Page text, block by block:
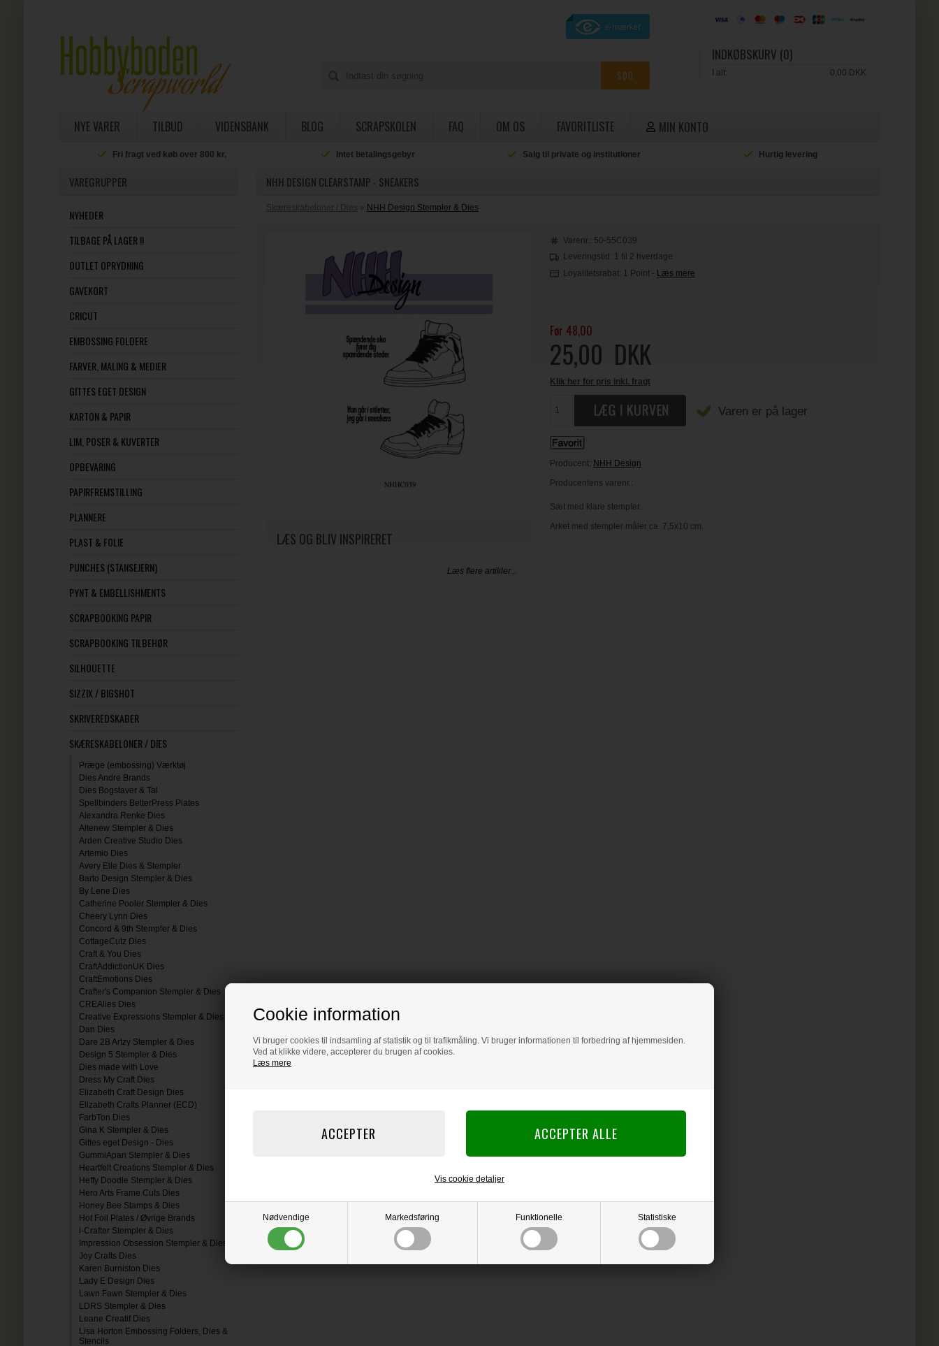
Cookie information
Vi bruger cookies til indsamling af statistik og til trafikmåling. Vi bruger informationen til forbedring af hjemmesiden.
Ved at klikke videre, accepterer du brugen af cookies.
Læs mere
Nødvendige Markedsføring Funktionelle Statistiske
Vis cookie detaljer
INDKØBSKURV (0)
I alt: 0,00 DKK
NYE VARER TILBUD VIDENSBANK BLOG SCRAPSKOLEN FAQ OM OS FAVORITLISTE MIN KONTO
Fri fragt ved køb over 800 kr. Intet betalingsgebyr Salg til private og institutioner Hurtig levering
VAREGRUPPER
NYHEDER
TILBAGE PÅ LAGER !!
OUTLET OPRYDNING
GAVEKORT
CRICUT
EMBOSSING FOLDERE
FARVER, MALING & MEDIER
GITTES EGET DESIGN
KARTON & PAPIR
LIM, POSER & KUVERTER
OPBEVARING
PAPIRFREMSTILLING
PLANNERE
PLAST & FOLIE
PUNCHES (STANSEJERN)
PYNT & EMBELLISHMENTS
SCRAPBOOKING PAPIR
SCRAPBOOKING TILBEHØR
SILHOUETTE
SIZZIX / BIGSHOT
SKRIVEREDSKABER
SKÆRESKABELONER / DIES
Præge (embossing) Værktøj
Dies Andre Brands
Dies Bogstaver & Tal
Spellbinders BetterPress Plates
Alexandra Renke Dies
Altenew Stempler & Dies
Arden Creative Studio Dies
Artemio Dies
Avery Elle Dies & Stempler
Barto Design Stempler & Dies
By Lene Dies
Catherine Pooler Stempler & Dies
Cheery Lynn Dies
Concord & 9th Stempler & Dies
CottageCutz Dies
Craft & You Dies
CraftAddictionUK Dies
CraftEmotions Dies
Crafter's Companion Stempler & Dies
CREAlies Dies
Creative Expressions Stempler & Dies
Dan Dies
Dare 2B Artzy Stempler & Dies
Design 5 Stempler & Dies
Dies made with Love
Dress My Craft Dies
Elizabeth Craft Design Dies
Elizabeth Crafts Planner (ECD)
FarbTon Dies
Gina K Stempler & Dies
Gittes eget Design - Dies
GummiApan Stempler & Dies
Heartfelt Creations Stempler & Dies
Heffy Doodle Stempler & Dies
Hero Arts Frame Cuts Dies
Honey Bee Stamps & Dies
Hot Foil Plates / Øvrige Brands
i-Crafter Stempler & Dies
Impression Obsession Stempler & Dies
Joy Crafts Dies
Karen Burniston Dies
Lady E Design Dies
Lawn Fawn Stempler & Dies
LDRS Stempler & Dies
Leane Creatif Dies
Lisa Horton Embossing Folders, Dies &
Stencils
NHH DESIGN CLEARSTAMP - SNEAKERS
Skæreskabeloner / Dies » NHH Design Stempler & Dies
Varenr.: 50-55C039
Leveringstid: 1 til 2 hverdage
Loyalitetsrabat: 1 Point - Læs mere
Før 48,00
25,00 DKK
Klik her for pris inkl. fragt
Varen er på lager
Producent: NHH Design
Producentens varenr.:
Sæt med klare stempler.
Arket med stempler måler ca. 7,5x10 cm.
LÆS OG BLIV INSPIRERET
Læs flere artikler...